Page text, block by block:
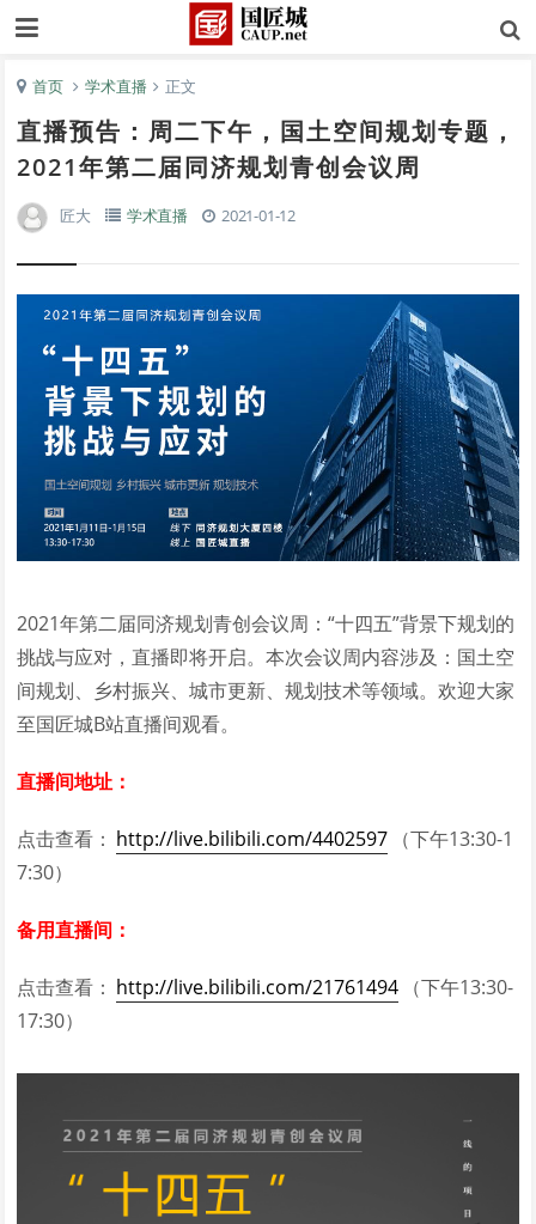
首页 学术直播 正文
直播预告：周二下午，国土空间规划专题，
2021年第二届同济规划青创会议周
匠大 学术直播 2021-01-12
2021年第二届同济规划青创会议周：“十四五”背景下规划的
挑战与应对，直播即将开启。本次会议周内容涉及：国土空
间规划、乡村振兴、城市更新、规划技术等领域。欢迎大家
至国匠城B站直播间观看。
直播间地址：
点击查看： http://live.bilibili.com/4402597 （下午13:30-1
7:30）
备用直播间：
点击查看： http://live.bilibili.com/21761494 （下午13:30-
17:30）